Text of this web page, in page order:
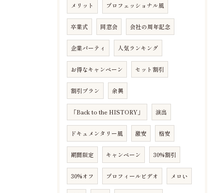
メリット プロフェッショナル風
卒業式 同窓会 会社の周年記念
企業パーティ 人気ランキング
お得なキャンペーン セット割引
割引プラン 余興
「Back to the HISTORY」 演出
ドキュメンタリー風 激安 格安
期間限定 キャンペーン 30%割引
30%オフ プロフィールビデオ メロい